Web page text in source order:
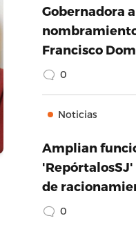
Gobernadora
Francisco
0
Noticias
Amplian
de
0